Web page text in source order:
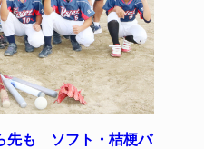
先も ソフト・桔梗バ